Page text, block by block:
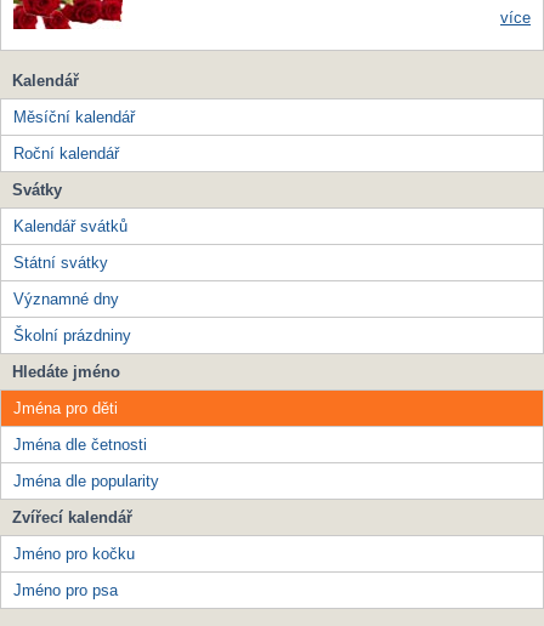
více
Kalendář
Měsíční kalendář
Roční kalendář
Svátky
Kalendář svátků
Státní svátky
Významné dny
Školní prázdniny
Hledáte jméno
Jména pro děti
Jména dle četnosti
Jména dle popularity
Zvířecí kalendář
Jméno pro kočku
Jméno pro psa